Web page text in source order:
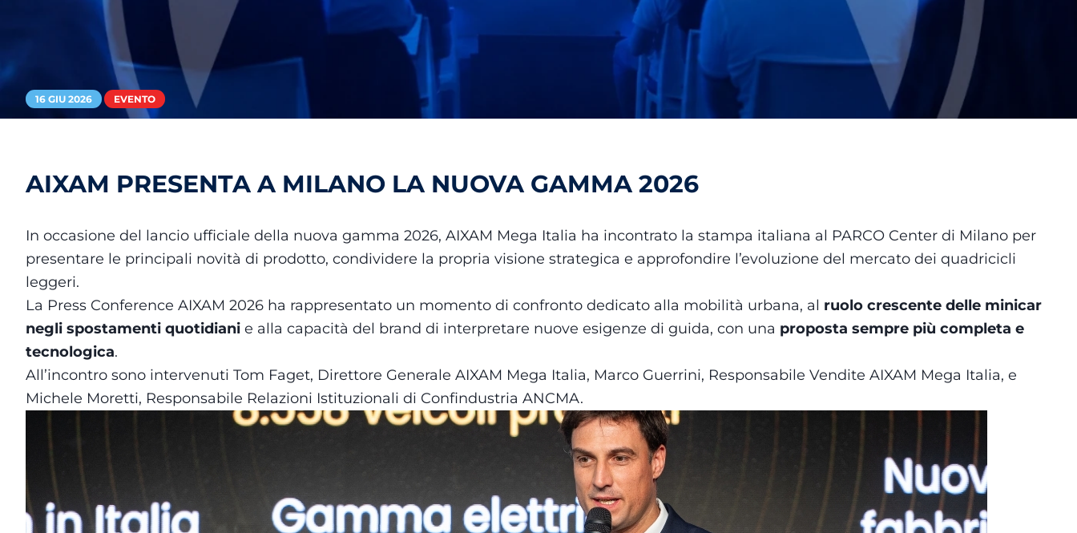
16 GIU 2026 EVENTO
AIXAM PRESENTA A MILANO LA NUOVA GAMMA 2026
In occasione del lancio ufficiale della nuova gamma 2026, AIXAM Mega Italia ha incontrato la stampa italiana al PARCO Center di Milano per
presentare le principali novità di prodotto, condividere la propria visione strategica e approfondire l’evoluzione del mercato dei quadricicli
leggeri.
La Press Conference AIXAM 2026 ha rappresentato un momento di confronto dedicato alla mobilità urbana, al ruolo crescente delle minicar
negli spostamenti quotidiani e alla capacità del brand di interpretare nuove esigenze di guida, con una proposta sempre più completa e
tecnologica.
All’incontro sono intervenuti Tom Faget, Direttore Generale AIXAM Mega Italia, Marco Guerrini, Responsabile Vendite AIXAM Mega Italia, e
Michele Moretti, Responsabile Relazioni Istituzionali di Confindustria ANCMA.